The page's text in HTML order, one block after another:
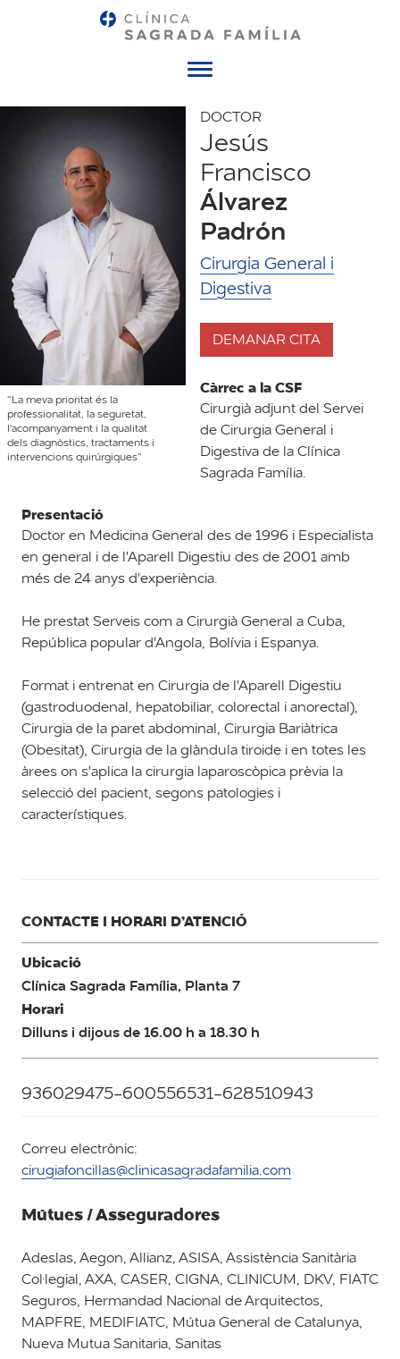
“La meva prioritat és la
professionalitat, la seguretat,
l'acompanyament i la qualitat
dels diagnòstics, tractaments i
intervencions quirúrgiques”
DOCTOR
Jesús
Francisco
Álvarez
Padrón
Cirurgia General i
Digestiva
DEMANAR CITA
Càrrec a la CSF
Cirurgià adjunt del Servei
de Cirurgia General i
Digestiva de la Clínica
Sagrada Família.
Presentació
Doctor en Medicina General des de 1996 i Especialista
en general i de l'Aparell Digestiu des de 2001 amb
més de 24 anys d'experiència.
He prestat Serveis com a Cirurgià General a Cuba,
República popular d'Angola, Bolívia i Espanya.
Format i entrenat en Cirurgia de l'Aparell Digestiu
(gastroduodenal, hepatobiliar, colorectal i anorectal),
Cirurgia de la paret abdominal, Cirurgia Bariàtrica
(Obesitat), Cirurgia de la glàndula tiroide i en totes les
àrees on s'aplica la cirurgia laparoscòpica prèvia la
selecció del pacient, segons patologies i
característiques.
CONTACTE I HORARI D’ATENCIÓ
Ubicació
Clínica Sagrada Família, Planta 7
Horari
Dilluns i dijous de 16.00 h a 18.30 h
936029475-600556531-628510943
Correu electrònic:
cirugiafoncillas@clinicasagradafamilia.com
Mútues / Asseguradores
Adeslas, Aegon, Allianz, ASISA, Assistència Sanitària
Col·legial, AXA, CASER, CIGNA, CLINICUM, DKV, FIATC
Seguros, Hermandad Nacional de Arquitectos,
MAPFRE, MEDIFIATC, Mútua General de Catalunya,
Nueva Mutua Sanitaria, Sanitas